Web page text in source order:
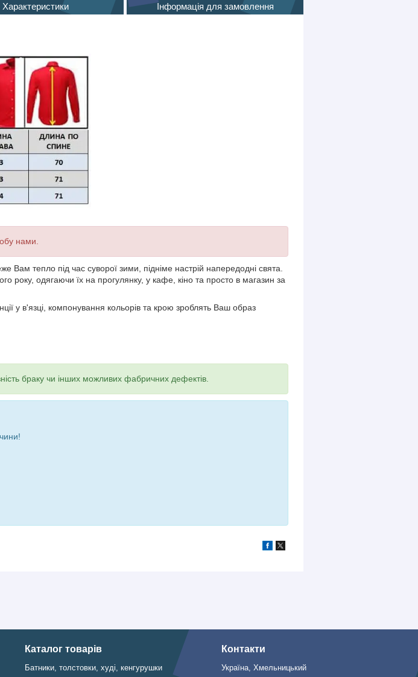
Характеристики Інформація для замовлення
нами.
тепло під час суворої зими, підніме настрій напередодні свята.
року, одягаючи їх на прогулянку, у кафе, кіно та просто в магазин за
у в'язці, компонування кольорів та крою зроблять Ваш образ
браку чи інших можливих фабричних дефектів.
Каталог товарів
Батники, толстовки, худі, кенгурушки
Контакти
Україна, Хмельницький